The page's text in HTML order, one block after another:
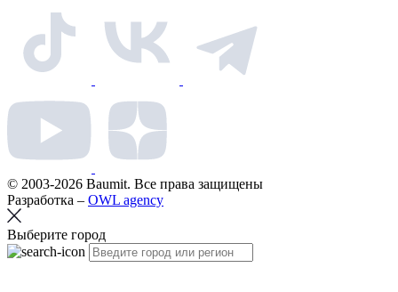
© 2003-2026 Baumit. Все права защищены
Разработка – OWL agency
Выберите город